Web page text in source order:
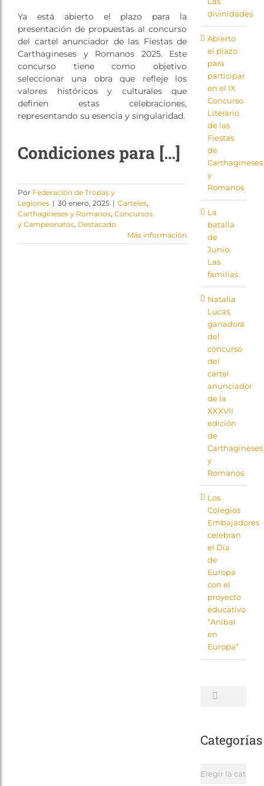
Tienda
Ya está abierto el plazo para la
presentación de propuestas al concurso
del cartel anunciador de las Fiestas de
Carthagineses y Romanos 2025. Este
concurso tiene como objetivo
seleccionar una obra que refleje los
valores históricos y culturales que
definen estas celebraciones,
representando su esencia y singularidad.
Condiciones para […]
Por Federación de Tropas y
Legiones | 30 enero, 2025 | Carteles,
Carthagineses y Romanos, Concursos
y Campeonatos, Destacado
Más información
divinidades
Abierto
el plazo
para
participar
en el IX
Concurso
Literario
de las
Fiestas
de
Carthagineses
y
Romanos
La
batalla
de
Junio.
Las
familias
Natalia
Lucas,
ganadora
del
concurso
del
cartel
anunciador
de la
XXXVII
edición
de
Carthagineses
y
Romanos
Los
Colegios
Embajadores
celebran
el Día
de
Europa
con el
proyecto
educativo
“Aníbal
en
Europa”
Buscar:
Categorías
Categorías